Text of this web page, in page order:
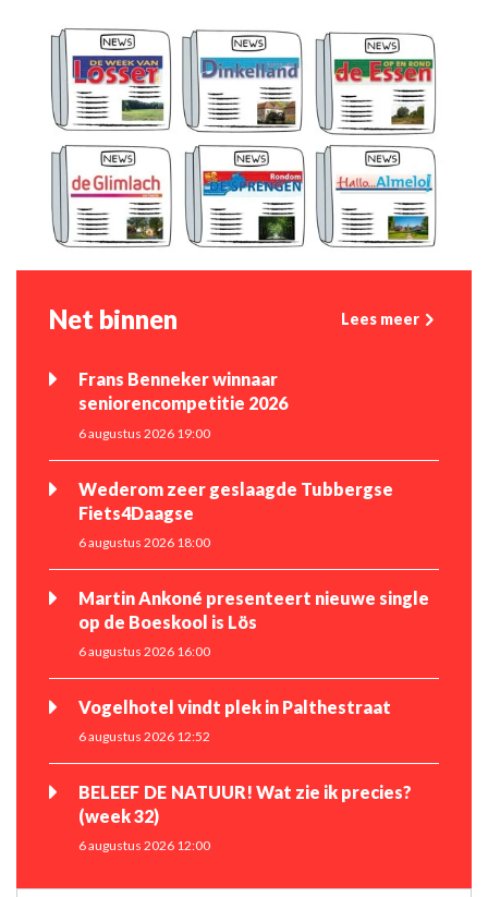
Net binnen Lees meer
Frans Benneker winnaar
seniorencompetitie 2026
6 augustus 2026 19:00
Wederom zeer geslaagde Tubbergse
Fiets4Daagse
6 augustus 2026 18:00
Martin Ankoné presenteert nieuwe single
op de Boeskool is Lös
6 augustus 2026 16:00
Vogelhotel vindt plek in Palthestraat
6 augustus 2026 12:52
BELEEF DE NATUUR! Wat zie ik precies?
(week 32)
6 augustus 2026 12:00